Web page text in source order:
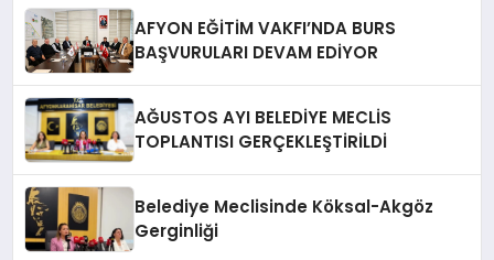
AFYON EĞİTİM VAKFI’NDA BURS
BAŞVURULARI DEVAM EDİYOR
AĞUSTOS AYI BELEDİYE MECLİS
TOPLANTISI GERÇEKLEŞTİRİLDİ
Belediye Meclisinde Köksal-Akgöz
Gerginliği